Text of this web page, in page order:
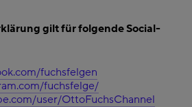
gilt für folgende Social-
fuchsfelgen
fuchsfelge/
user/OttoFuchsChannel